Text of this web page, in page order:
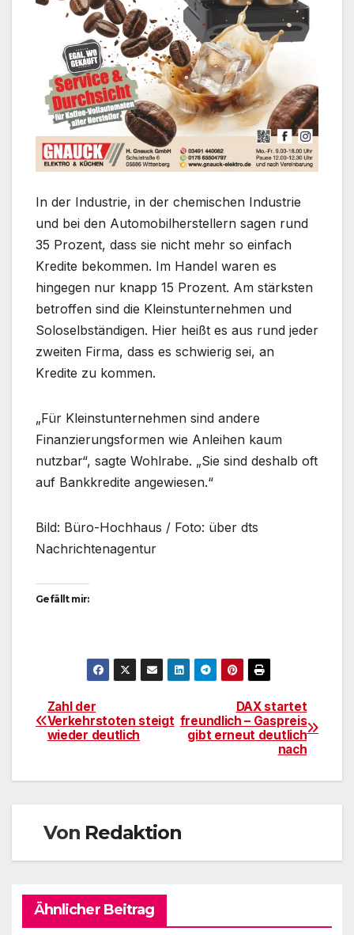
In der Industrie, in der chemischen Industrie
und bei den Automobilherstellern sagen rund
35 Prozent, dass sie nicht mehr so einfach
Kredite bekommen. Im Handel waren es
hingegen nur knapp 15 Prozent. Am stärksten
betroffen sind die Kleinstunternehmen und
Soloselbständigen. Hier heißt es aus rund jeder
zweiten Firma, dass es schwierig sei, an
Kredite zu kommen.
„Für Kleinstunternehmen sind andere
Finanzierungsformen wie Anleihen kaum
nutzbar“, sagte Wohlrabe. „Sie sind deshalb oft
auf Bankkredite angewiesen.“
Bild: Büro-Hochhaus / Foto: über dts
Nachrichtenagentur
Gefällt mir:
BeitragsnavigationDAX startet
freundlich – Gaspreis
gibt erneut deutlich
nach
Zahl der
Verkehrstoten steigt
wieder deutlich
Von Redaktion
Ähnlicher Beitrag